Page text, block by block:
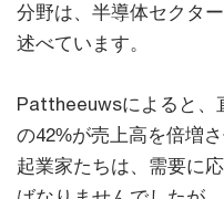
分野は、半導体セクタ
述べています。
Pattheeuwsによると、
の42%が売上高を倍増
起業家たちは、需要に